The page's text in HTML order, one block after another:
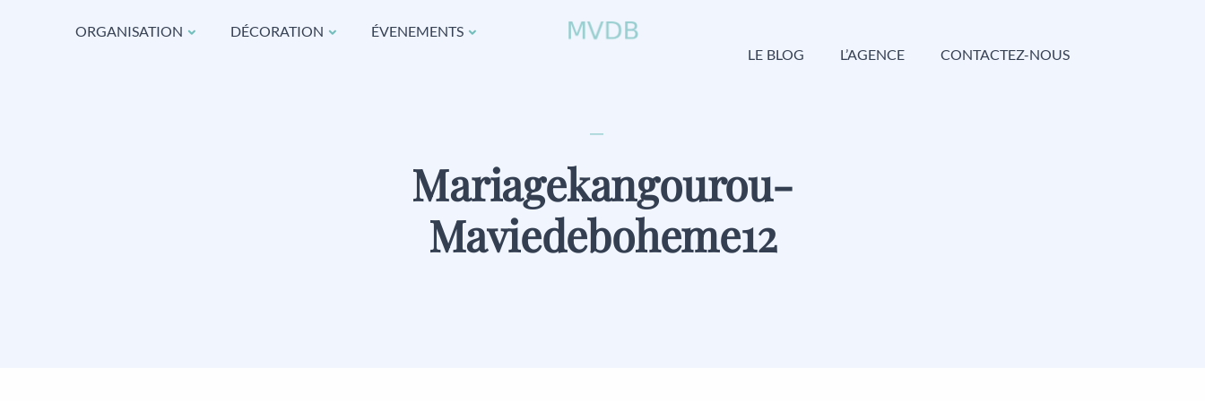
ORGANISATION DÉCORATION
ÉVENEMENTS
LE BLOG
L’AGENCE CONTACTEZ-NOUS
Mariagekangourou-
Maviedeboheme12